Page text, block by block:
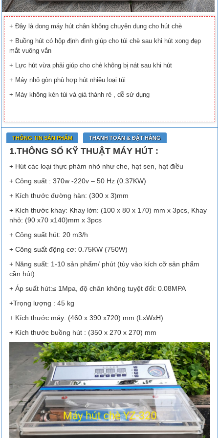
+ Đây là dong máy hút chân không chuyên dụng cho hút chè
+ Buồng hút có hộp định đình giúp cho túi chè sau khi hút xong đẹp
mắt vuông vắn
+ Lực hút vừa phải giúp cho chè không bị nát sau khi hút
+ Máy nhỏ gòn phù hợp hút nhiều loại túi
+ Máy không kén túi và giá thành rẻ , dễ sử dụng
THÔNG TIN SẢN PHẨM THANH TOÁN & ĐẶT HÀNG
1.THÔNG SỐ KỸ THUẬT MÁY HÚT :
+ Hút các loại thực phảm nhỏ như che, hạt sen, hạt điều
+ Công suất : 370w -220v – 50 Hz (0.37KW)
+ Kích thước đường hàn: (300 x 3)mm
+ Kích thước khay: Khay lớn: (100 x 80 x 170) mm x 3pcs, Khay
nhỏ: (90 x70 x140)mm x 3pcs
+ Công suất hút: 20 m3/h
+ Công suất động cơ: 0.75KW (750W)
+ Năng suất: 1-10 sản phẩm/ phút (tùy vào kích cỡ sản phẩm
cần hút)
+ Áp suất hút:≤ 1Mpa, độ chân không tuyệt đối: 0.08MPA
+Trọng lượng : 45 kg
+ Kích thước máy: (460 x 390 x720) mm (LxWxH)
+ Kích thước buồng hút : (350 x 270 x 270) mm